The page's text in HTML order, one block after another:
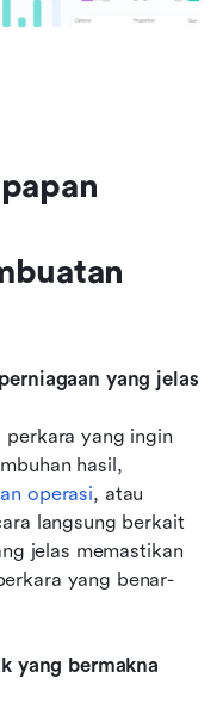
yang jelas
perkara yang ingin
hasil,
operasi, atau
langsung berkait
jelas memastikan
yang benar-
yang bermakna